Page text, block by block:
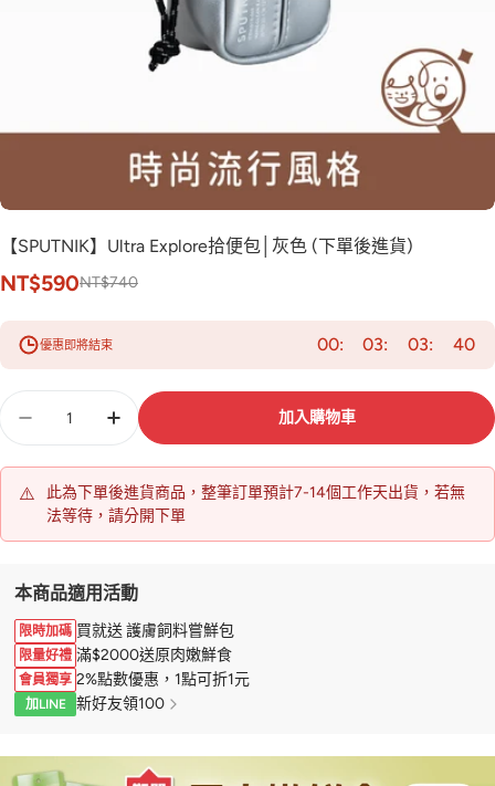
【SPUTNIK】Ultra Explore拾便包│灰色 (下單後進貨)
NT$590NT$740
優惠即將結束 00 03 03 39
量
加入購物車
⚠️
此為下單後進貨商品，整筆訂單預計7-14個工作天出貨，若無
法等待，請分開下單
本商品適用活動
限時加碼 買就送 護膚飼料嘗鮮包
限量好禮 滿$2000送原肉嫩鮮食
會員獨享 2%點數優惠，1點可折1元
加LINE 新好友領100